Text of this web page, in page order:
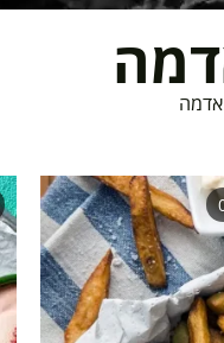
אדמה